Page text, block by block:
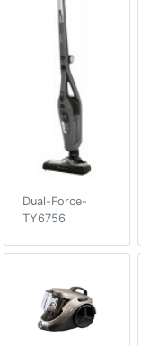
Dual-Force-
TY6756